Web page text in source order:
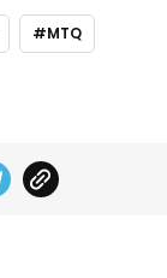
MTQ